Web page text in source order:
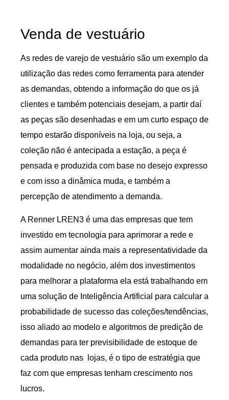
Venda de vestuário
As redes de varejo de vestuário são um exemplo da
utilização das redes como ferramenta para atender
as demandas, obtendo a informação do que os já
clientes e também potenciais desejam, a partir daí
as peças são desenhadas e em um curto espaço de
tempo estarão disponíveis na loja, ou seja, a
coleção não é antecipada a estação, a peça é
pensada e produzida com base no desejo expresso
e com isso a dinâmica muda, e também a
percepção de atendimento a demanda.
A Renner LREN3 é uma das empresas que tem
investido em tecnologia para aprimorar a rede e
assim aumentar ainda mais a representatividade da
modalidade no negócio, além dos investimentos
para melhorar a plataforma ela está trabalhando em
uma solução de Inteligência Artificial para calcular a
probabilidade de sucesso das coleções/tendências,
isso aliado ao modelo e algoritmos de predição de
demandas para ter previsibilidade de estoque de
cada produto nas lojas, é o tipo de estratégia que
faz com que empresas tenham crescimento nos
lucros.